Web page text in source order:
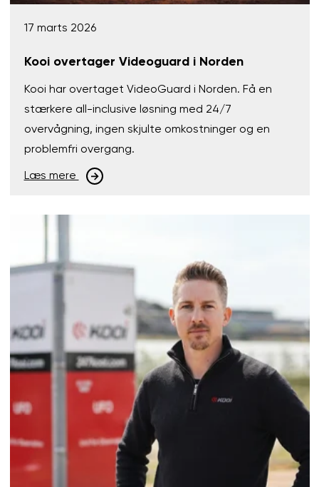
17 marts 2026
Kooi overtager Videoguard i Norden
Kooi har overtaget VideoGuard i Norden. Få en
stærkere all-inclusive løsning med 24/7
overvågning, ingen skjulte omkostninger og en
problemfri overgang.
Læs mere